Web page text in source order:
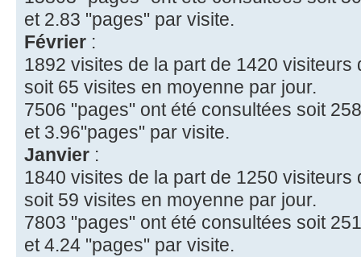
et 2.83 "pages" par visite.
Février :
1892 visites de la part de 1420 visiteurs
soit 65 visites en moyenne par jour.
7506 "pages" ont été consultées soit
et 3.96"pages" par visite.
Janvier :
1840 visites de la part de 1250 visiteurs
soit 59 visites en moyenne par jour.
7803 "pages" ont été consultées soit
et 4.24 "pages" par visite.